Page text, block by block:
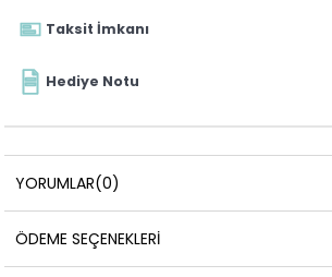
Taksit İmkanı
Hediye Notu
YORUMLAR(0)
ÖDEME SEÇENEKLERI